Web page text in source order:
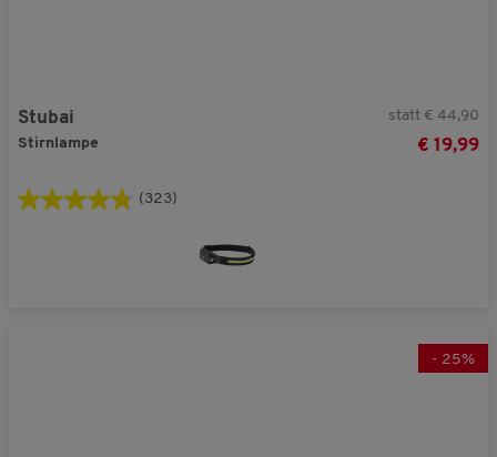
Stubai
Stirnlampe
statt € 44,90
€ 19,99
(323)
- 25%